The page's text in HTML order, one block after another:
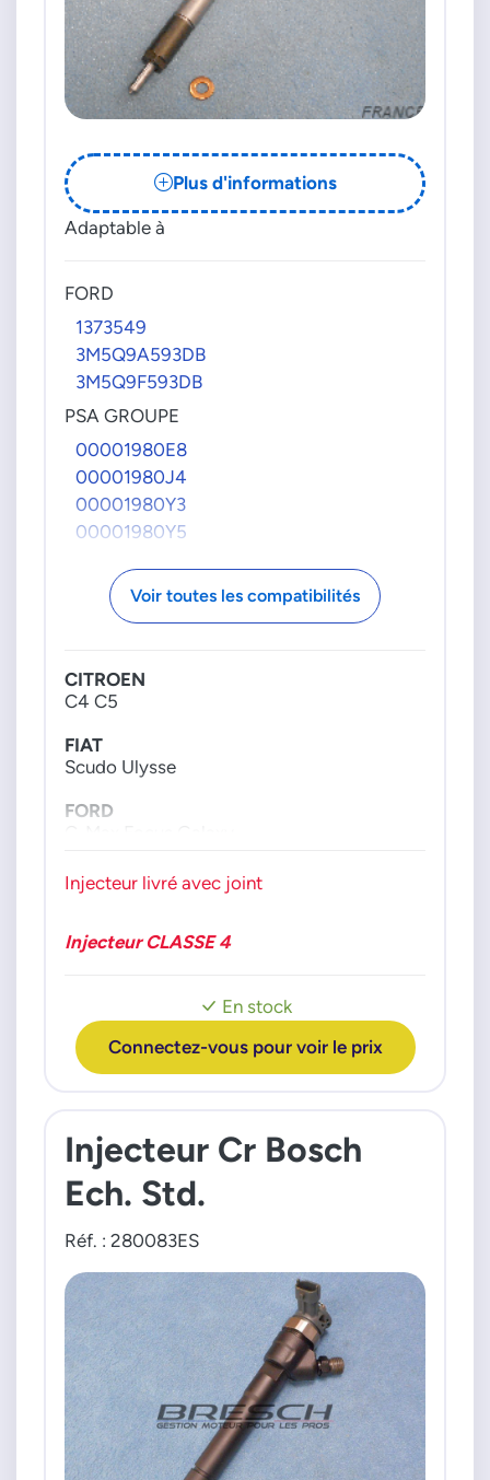
Plus d'informations
Adaptable à
FORD
1373549
3M5Q9A593DB
3M5Q9F593DB
PSA GROUPE
00001980E8
00001980J4
00001980Y3
00001980Y5
00001980Z1
1980E8
1980Y3
1980Y5
9657147780
VDO-CONTINENTAL
5WS401564
VOLVO
Voir toutes les compatibilités
En stock
Connectez-vous pour voir le prix
CITROEN
C4 C5
FIAT
Scudo Ulysse
FORD
PEUGEOT
Moteur : 20c D D-Multijet HDI TDCI TDI
Injecteur livré avec joint
Injecteur CLASSE 4
Injecteur Cr Bosch
Ech. Std.
Réf. : 280083ES